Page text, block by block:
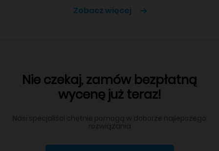
Zobacz więcej
Nie czekaj, zamów bezpłatną
wycenę już teraz!
Nasi specjaliści chętnie pomogą w doborze najlepszego
rozwiązania